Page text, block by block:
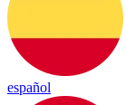
español